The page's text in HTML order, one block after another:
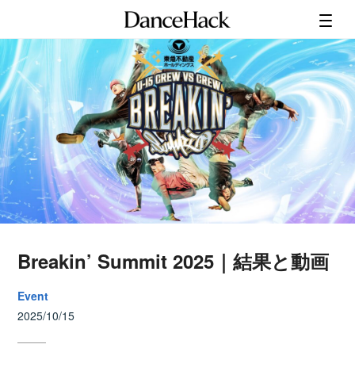
Breakin’ Summit 2025｜結果と動画
Event
2025/10/15